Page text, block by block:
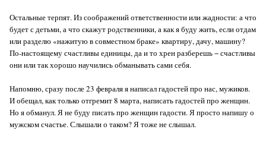
Остальные терпят. Из соображений ответственности или жадности: а что
будет с детьми, а что скажут родственники, а как я буду жить, если отдам
или разделю «нажитую в совместном браке» квартиру, дачу, машину?
По-настоящему счастливы единицы, да и то хрен разберешь − счастливы
они или так хорошо научились обманывать сами себя.
Напомню, сразу после 23 февраля я написал гадостей про нас, мужиков.
И обещал, как только отгремит 8 марта, написать гадостей про женщин.
Но я обманул. Я не буду писать про женщин гадости. Я просто напишу о
мужском счастье. Слышали о таком? Я тоже не слышал.